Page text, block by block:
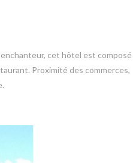
cet hôtel est composé
Proximité des commerces,